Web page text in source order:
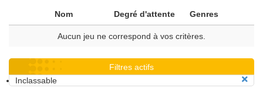
Nom Degré d'attente Genres
Aucun jeu ne correspond à vos critères.
Filtres actifs
Inclassable